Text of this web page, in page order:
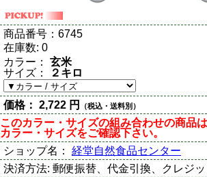
商品番号： 6745
在庫数: 0
カラー：
玄米
サイズ：
２キロ
価格： 2,722 円 （税込・送料別）
このカラー・サイズの組み合わせの商品
カラー・サイズをご確認下さい。
ショップ名： 経堂自然食品センター
決済方法: 郵便振替、代金引換、クレジ